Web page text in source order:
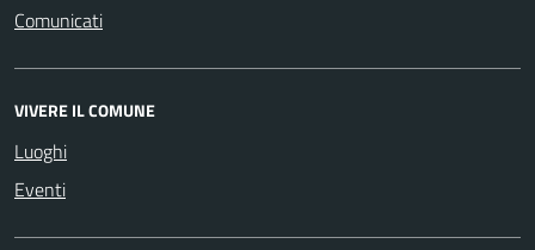
Comunicati
VIVERE IL COMUNE
Luoghi
Eventi